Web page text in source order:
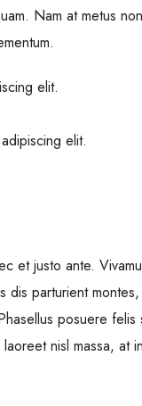
Nam at metus
elit.
elit.
et justo ante.
parturient
posuere
nisl massa, at